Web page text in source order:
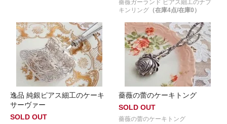
薔薇ガーランド ピアス細工のナプ
キンリング （在庫4点/在庫0）
逸品 純銀ピアス細工のケーキ
サーヴァー
SOLD OUT
薔薇の蕾のケーキトング
SOLD OUT
薔薇の蕾のケーキトング